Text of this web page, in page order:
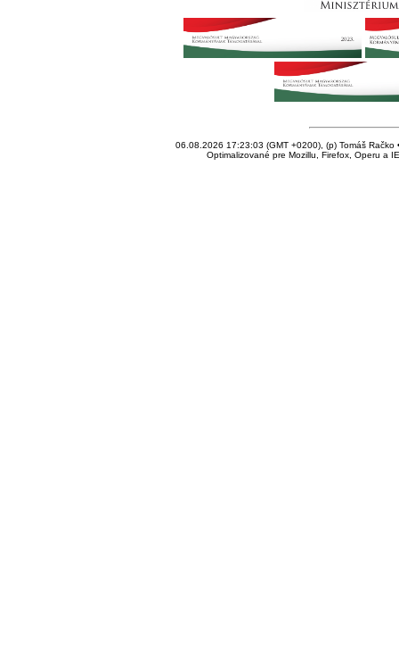
06.08.2026 17:23:03 (GMT +0200), (p) Tomáš Račko
Optimalizované pre Mozillu, Firefox, Operu a